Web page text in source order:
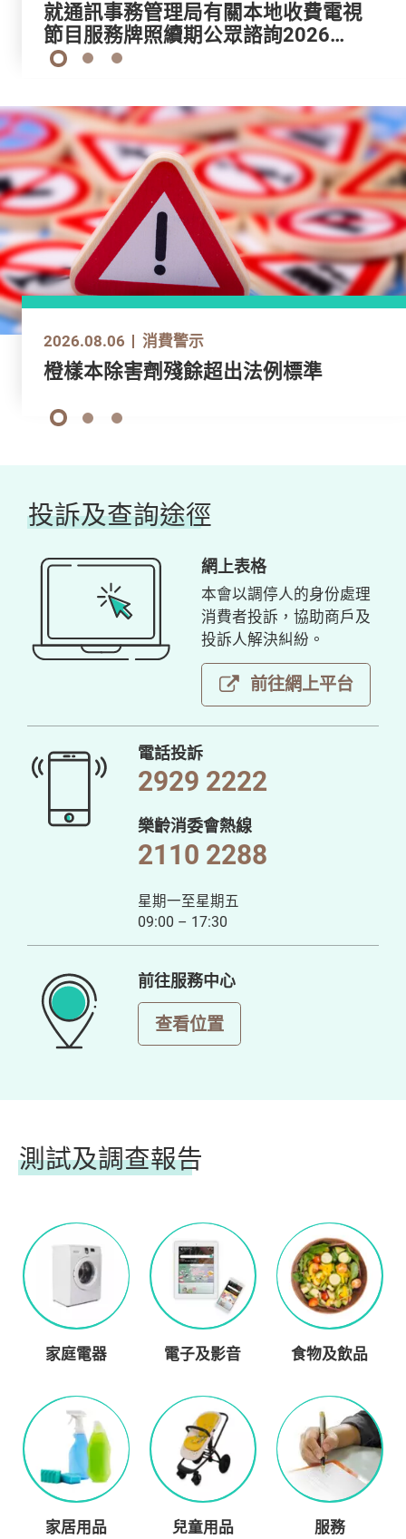
就通訊事務管理局有關本地免費電視
節目服務牌照續期公眾諮詢2025所
提交之意見（只提供英文版）
就通訊事務管理局有關本地收費電視
節目服務牌照續期公眾諮詢2026所
提交之意見（只提供英文版）
就更新玩具及兒童產品安全標準建議
修訂的意見
就通訊事務管理局有關本地免費電視
節目服務牌照續期公眾諮詢2025所
提交之意見（只提供英文版）
就通訊事務管理局有關本地收費電視
節目服務牌照續期公眾諮詢2026所
提交之意見（只提供英文版）
1 2 3
2026.08.06 消費警示
衞生署繼續嚴厲打擊非法售賣或管有
2026.08.06 消費警示
橙樣本除害劑殘餘超出法例標準
2026.08.06 消費警示
進口預先包裝銀鱈魚扒樣本甲基汞含
2026.08.06 消費警示
衞生署繼續嚴厲打擊非法售賣或管有
2026.08.06 消費警示
橙樣本除害劑殘餘超出法例標準
1 2 3
投訴及查詢途徑
網上表格
本會以調停人的身份處理
消費者投訴，協助商戶及
投訴人解決糾紛。
前往網上平台
電話投訴
2929 2222
樂齡消委會熱線
2110 2288
星期一至星期五
09:00 – 17:30
前往服務中心
查看位置
測試及調查報告
家庭電器 電子及影音 食物及飲品
家居用品 兒童用品 服務